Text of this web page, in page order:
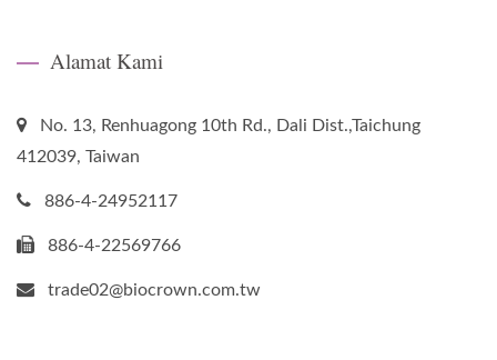
Alamat Kami
No. 13, Renhuagong 10th Rd., Dali Dist.,Taichung
412039, Taiwan
886-4-24952117
886-4-22569766
trade02@biocrown.com.tw